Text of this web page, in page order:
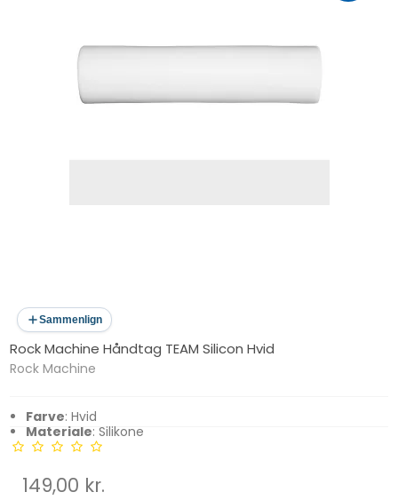
Sammenlign
Rock Machine Håndtag TEAM Silicon Hvid
Rock Machine
Farve: Hvid
Materiale: Silikone
149,00 kr.